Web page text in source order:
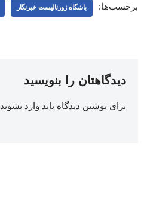
برچسب‌ها: باشگاه ژورنالیست خبرنگار
دیدگاهتان را بنویسید
برای نوشتن دیدگاه باید وارد بشوید